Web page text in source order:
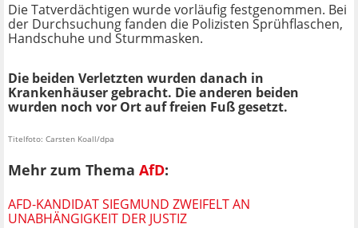
Die Tatverdächtigen wurde vorläufig festgenommen. Bei
der Durchsuchung fanden die Polizisten Sprühflaschen,
Handschuhe und Sturmmasken.
Die beiden Verletzten wurden danach in
Krankenhäuser gebracht. Die anderen beiden
wurden noch vor Ort auf freien Fuß gesetzt.
Titelfoto: Carsten Koall/dpa
Mehr zum Thema AfD:
AFD-KANDIDAT SIEGMUND ZWEIFELT AN
UNABHÄNGIGKEIT DER JUSTIZ